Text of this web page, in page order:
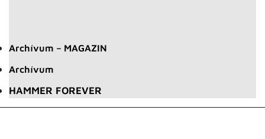
Archívum – MAGAZIN
Archívum
HAMMER FOREVER